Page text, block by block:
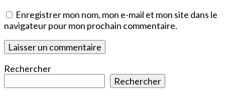
Enregistrer mon nom, mon e-mail et mon site dans le
navigateur pour mon prochain commentaire.
Rechercher
Rechercher